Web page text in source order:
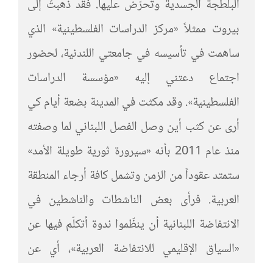
البلطجة الجسدية وتحرّض عليها. فقد ذهبتُ إلى
بيروت ممثلاً «مركز الدراسات الفلسطينية» الذي
ساهمت في تأسيسه في جامعتي اللندنية، لحضور
اجتماع دعتني إليه «مؤسسة الدراسات
الفلسطينية». وقد مكثت في المدينة بضعة أيام كي
أرى عن كثب أين وصل الفصل اللبناني لما وصفته
منذ عام 2011 بأنه «سيرورة ثورية طويلة الأمد»
ستمتد عقوداً من الزمن وتشمل كافة أرجاء المنطقة
العربية. فرأى بعض الناشطات والناشطين في
الانتفاضة اللبنانية أن ينظّموا ندوة أتكلّم فيها عن
«السياق الإقليمي للانتفاضة العربية»، أي عن